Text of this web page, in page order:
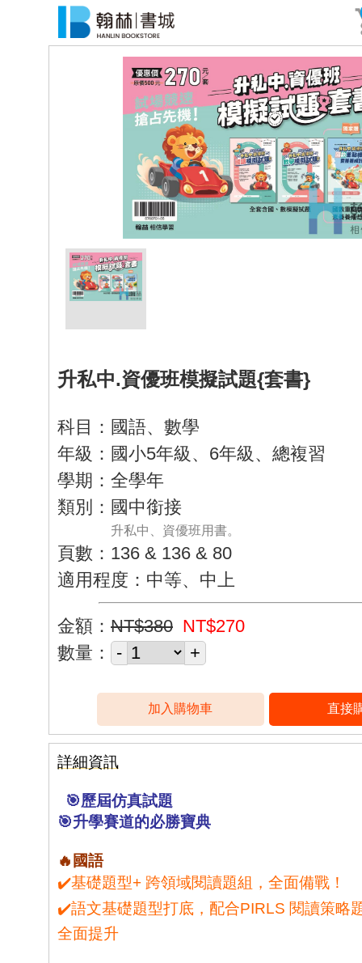
升私中.資優班模擬試題{套書}
科目：國語、數學
年級：國小5年級、6年級、總複習
學期：全學年
類別：國中銜接
升私中、資優班用書。
頁數：136 & 136 & 80
適用程度：中等、中上
金額： NT$380 NT$270
數量：
詳細資訊
🎯歷屆仿真試題
🎯升學賽道的必勝寶典
🔥國語
✔️基礎題型+ 跨領域閱讀題組，全面備戰！
✔️語文基礎題型打底，配合PIRLS 閱讀策略
全面提升